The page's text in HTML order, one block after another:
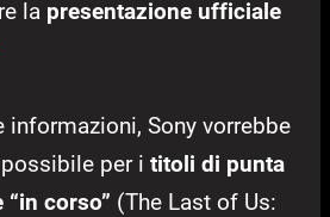
la presentazione ufficiale
informazioni, Sony vorrebbe
per i titoli di punta
corso” (The Last of Us: